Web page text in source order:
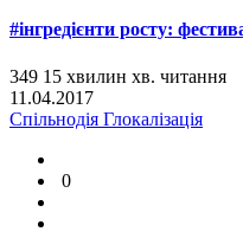
#інгредієнти росту:
349 15 хвилин хв. читання
11.04.2017
Спільнодія Глокалізація
0